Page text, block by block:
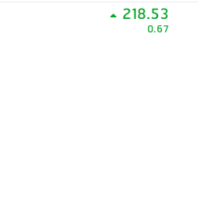
218.53
0.67